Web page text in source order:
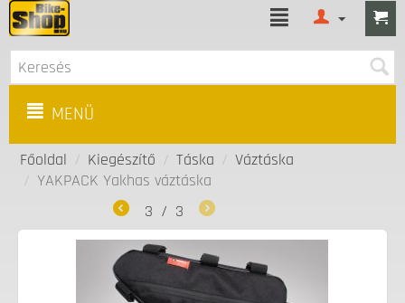
MENÜ
Főoldal / Kiegészítő / Táska / Váztáska
/ YAKPACK Yakhas váztáska
3 / 3